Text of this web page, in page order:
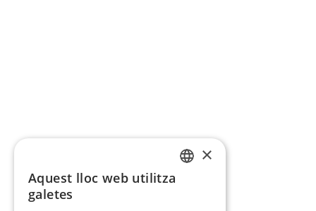
×
Aquest lloc web utilitza
galetes